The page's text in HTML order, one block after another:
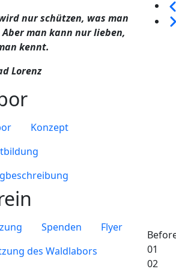
01
02
nur schützen, was man
man kann nur lieben,
kennt.
Lorenz
Konzept
Spenden
Flyer
des Waldlabors